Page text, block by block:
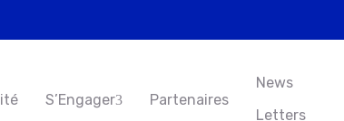
S’Engager Partenaires
News
Letters